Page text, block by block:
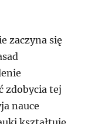
zaczyna się
zdobycia tej
nauce